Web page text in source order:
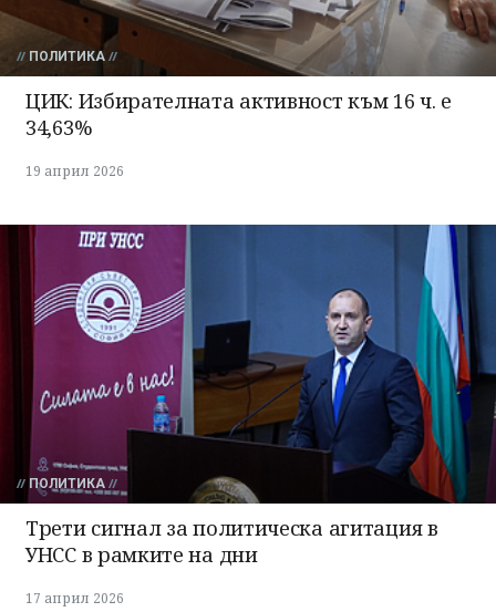
ПОЛИТИКА
ЦИК: Избирателната активност към 16 ч. е
34,63%
19 април 2026
ПОЛИТИКА
Трети сигнал за политическа агитация в
УНСС в рамките на дни
17 април 2026